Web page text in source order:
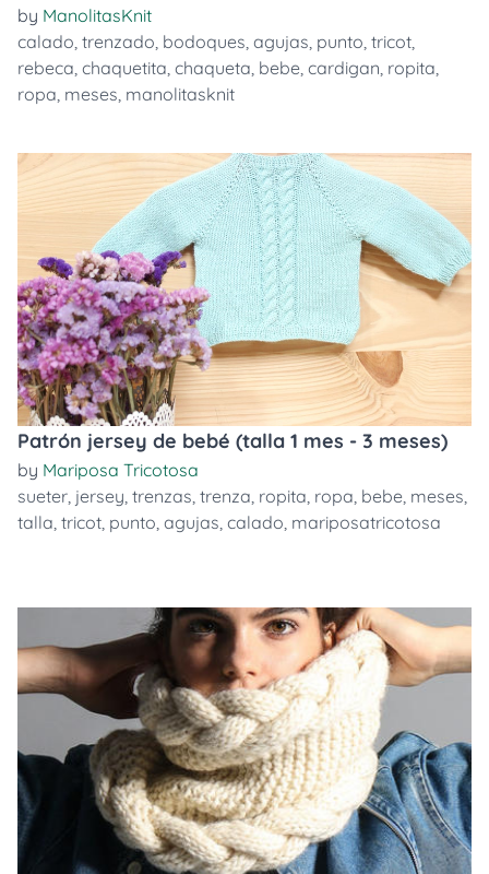
by ManolitasKnit
calado, trenzado, bodoques, agujas, punto, tricot,
rebeca, chaquetita, chaqueta, bebe, cardigan, ropita,
ropa, meses, manolitasknit
Patrón jersey de bebé (talla 1 mes - 3 meses)
by Mariposa Tricotosa
sueter, jersey, trenzas, trenza, ropita, ropa, bebe, meses,
talla, tricot, punto, agujas, calado, mariposatricotosa